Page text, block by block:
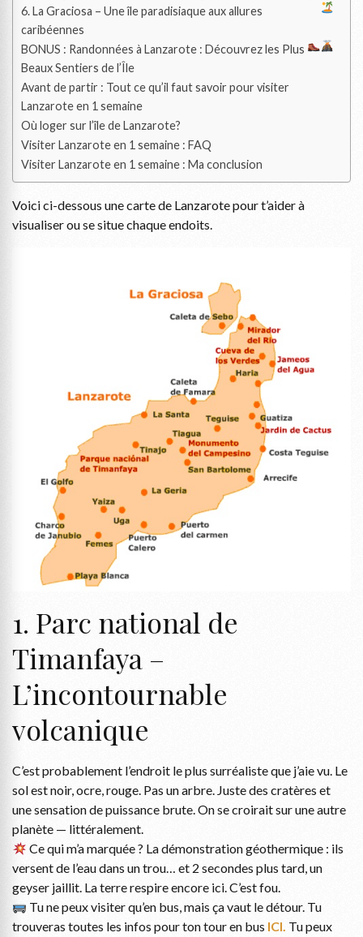
6. La Graciosa – Une île paradisiaque aux allures
caribéennes
BONUS : Randonnées à Lanzarote : Découvrez les Plus
Beaux Sentiers de l’Île
Avant de partir : Tout ce qu’il faut savoir pour visiter
Lanzarote en 1 semaine
Où loger sur l’île de Lanzarote?
Visiter Lanzarote en 1 semaine : FAQ
Visiter Lanzarote en 1 semaine : Ma conclusion
Voici ci-dessous une carte de Lanzarote pour t’aider à
visualiser ou se situe chaque endoits.
1. Parc national de
Timanfaya –
L’incontournable
volcanique
C’est probablement l’endroit le plus surréaliste que j’aie vu. Le
sol est noir, ocre, rouge. Pas un arbre. Juste des cratères et
une sensation de puissance brute. On se croirait sur une autre
planète — littéralement.
Ce qui m’a marquée ? La démonstration géothermique : ils
versent de l’eau dans un trou… et 2 secondes plus tard, un
geyser jaillit. La terre respire encore ici. C’est fou.
Tu ne peux visiter qu’en bus, mais ça vaut le détour. Tu
trouveras toutes les infos pour ton tour en bus ICI. Tu peux